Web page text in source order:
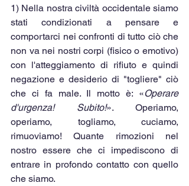
1) Nella nostra civiltà occidentale siamo
stati condizionati a pensare e
comportarci nei confronti di tutto ciò che
non va nei nostri corpi (fisico o emotivo)
con l'atteggiamento di rifiuto e quindi
negazione e desiderio di "togliere" ciò
che ci fa male. Il motto è: «Operare
d'urgenza! Subito!». Operiamo,
operiamo, togliamo, cuciamo,
rimuoviamo! Quante rimozioni nel
nostro essere che ci impediscono di
entrare in profondo contatto con quello
che siamo.